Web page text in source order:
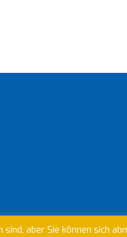
aber Sie können sich